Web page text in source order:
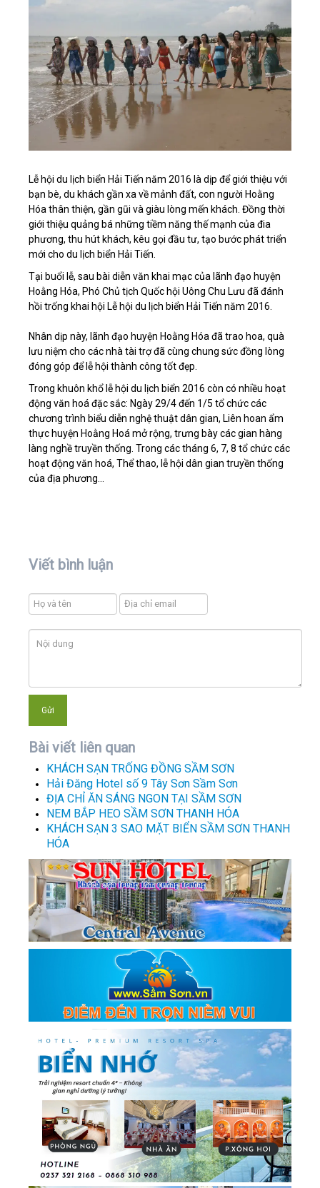
Lễ hội du lịch biển Hải Tiến năm 2016 là dịp để giới thiệu với
bạn bè, du khách gần xa về mảnh đất, con người Hoằng
Hóa thân thiện, gần gũi và giàu lòng mến khách. Đồng thời
giới thiệu quảng bá những tiềm năng thế mạnh của đia
phương, thu hút khách, kêu gọi đầu tư, tạo bước phát triển
mới cho du lịch biển Hải Tiến.
Tại buổi lễ, sau bài diễn văn khai mạc của lãnh đạo huyện
Hoằng Hóa, Phó Chủ tịch Quốc hội Uông Chu Lưu đã đánh
hồi trống khai hội Lễ hội du lịch biển Hải Tiến năm 2016.
Nhân dịp này, lãnh đạo huyện Hoằng Hóa đã trao hoa, quà
lưu niệm cho các nhà tài trợ đã cùng chung sức đồng lòng
đóng góp để lễ hội thành công tốt đẹp.
Trong khuôn khổ lễ hội du lịch biển 2016 còn có nhiều hoạt
động văn hoá đặc sắc: Ngày 29/4 đến 1/5 tổ chức các
chương trình biểu diễn nghệ thuật dân gian, Liên hoan ẩm
thực huyện Hoằng Hoá mở rộng, trưng bày các gian hàng
làng nghề truyền thống. Trong các tháng 6, 7, 8 tổ chức các
hoạt động văn hoá, Thể thao, lễ hội dân gian truyền thống
của địa phương…
Viết bình luận
Bài viết liên quan
KHÁCH SẠN TRỐNG ĐỒNG SẦM SƠN
Hải Đăng Hotel số 9 Tây Sơn Sầm Sơn
ĐỊA CHỈ ĂN SÁNG NGON TẠI SẦM SƠN
NEM BẮP HEO SẦM SƠN THANH HÓA
KHÁCH SẠN 3 SAO MẶT BIỂN SẦM SƠN THANH
HÓA